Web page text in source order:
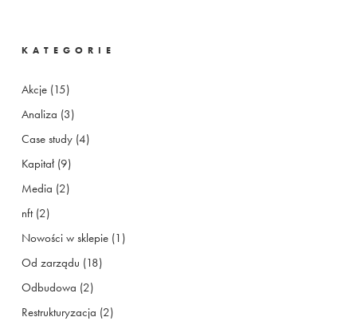
KATEGORIE
Akcje(15)
Analiza (3)
Case study(4)
Kapitał(9)
Media (2)
nft(2)
Nowości w sklepie(1)
Od zarządu (18)
Odbudowa (2)
Restrukturyzacja (2)